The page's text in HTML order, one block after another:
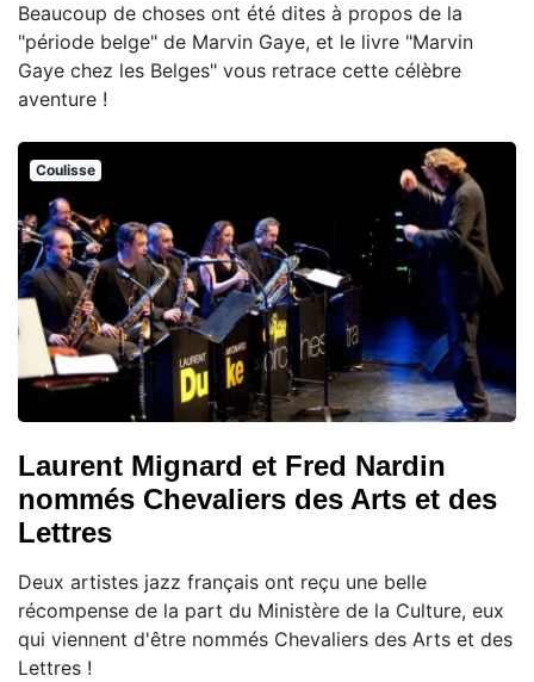
Beaucoup de choses ont été dites à propos de la
"période belge" de Marvin Gaye, et le livre "Marvin
Gaye chez les Belges" vous retrace cette célèbre
aventure !
Coulisse
Laurent Mignard et Fred Nardin
nommés Chevaliers des Arts et des
Lettres
Deux artistes jazz français ont reçu une belle
récompense de la part du Ministère de la Culture, eux
qui viennent d'être nommés Chevaliers des Arts et des
Lettres !